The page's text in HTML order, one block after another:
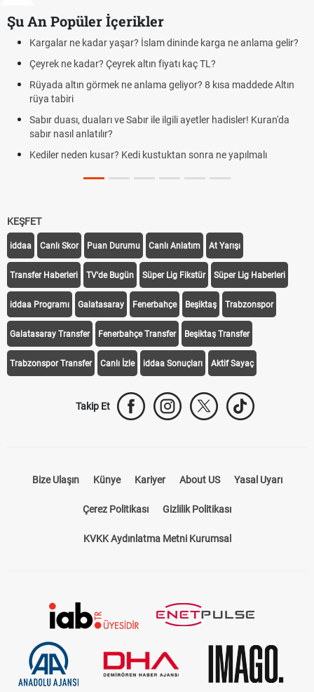
Şu An Popüler İçerikler
yaşar? İslam dininde karga ne anlama gelir?
Çeyrek altın fiyatı kaç TL?
görmek ne anlama geliyor? 8 kısa maddede Altın
duaları ve Sabır ile ilgili ayetler hadisler! Kuran'da
kusar? Kedi kustuktan sonra ne yapılmalı
Futbolda
Cemre düştü
Rüyada kedi
tarifi
KEŞFET
iddaa Canlı Skor Puan Durumu Canlı Anlatım At Yarışı
Transfer Haberleri TV'de Bugün Süper Lig Fikstür Süper Lig Haberleri
iddaa Programı Galatasaray Fenerbahçe Beşiktaş Trabzonspor
Galatasaray Transfer Fenerbahçe Transfer Beşiktaş Transfer
Trabzonspor Transfer Canlı İzle iddaa Sonuçları Aktif Sayaç
Takip Et
Bize Ulaşın Künye Kariyer About US Yasal Uyarı
Çerez Politikası Gizlilik Politikası
KVKK Aydınlatma Metni Kurumsal